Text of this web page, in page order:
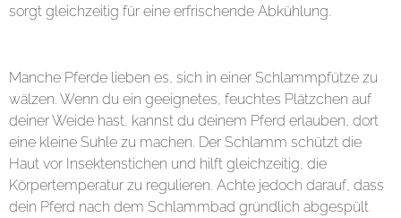
sorgt gleichzeitig für eine erfrischende Abkühlung.
Manche Pferde lieben es, sich in einer Schlammpfütze zu
wälzen. Wenn du ein geeignetes, feuchtes Plätzchen auf
deiner Weide hast, kannst du deinem Pferd erlauben, dort
eine kleine Suhle zu machen. Der Schlamm schützt die
Haut vor Insektenstichen und hilft gleichzeitig, die
Körpertemperatur zu regulieren. Achte jedoch darauf, dass
dein Pferd nach dem Schlammbad gründlich abgespült